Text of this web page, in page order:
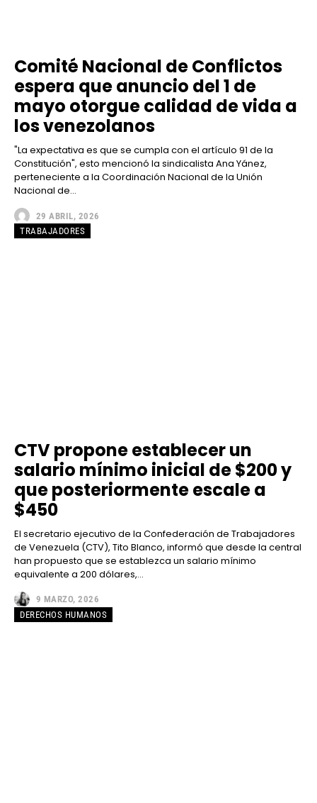
Comité Nacional de Conflictos
espera que anuncio del 1 de
mayo otorgue calidad de vida a
los venezolanos
"La expectativa es que se cumpla con el artículo 91 de la
Constitución", esto mencionó la sindicalista Ana Yánez,
perteneciente a la Coordinación Nacional de la Unión
Nacional de...
29 ABRIL, 2026
TRABAJADORES
CTV propone establecer un
salario mínimo inicial de $200 y
que posteriormente escale a
$450
El secretario ejecutivo de la Confederación de Trabajadores
de Venezuela (CTV), Tito Blanco, informó que desde la central
han propuesto que se establezca un salario mínimo
equivalente a 200 dólares,...
9 MARZO, 2026
DERECHOS HUMANOS